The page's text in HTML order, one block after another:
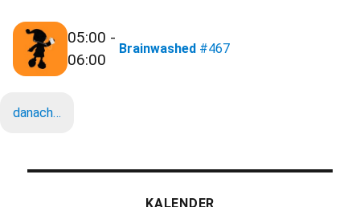
05:00 -
06:00
Brainwashed #467
danach…
KALENDER